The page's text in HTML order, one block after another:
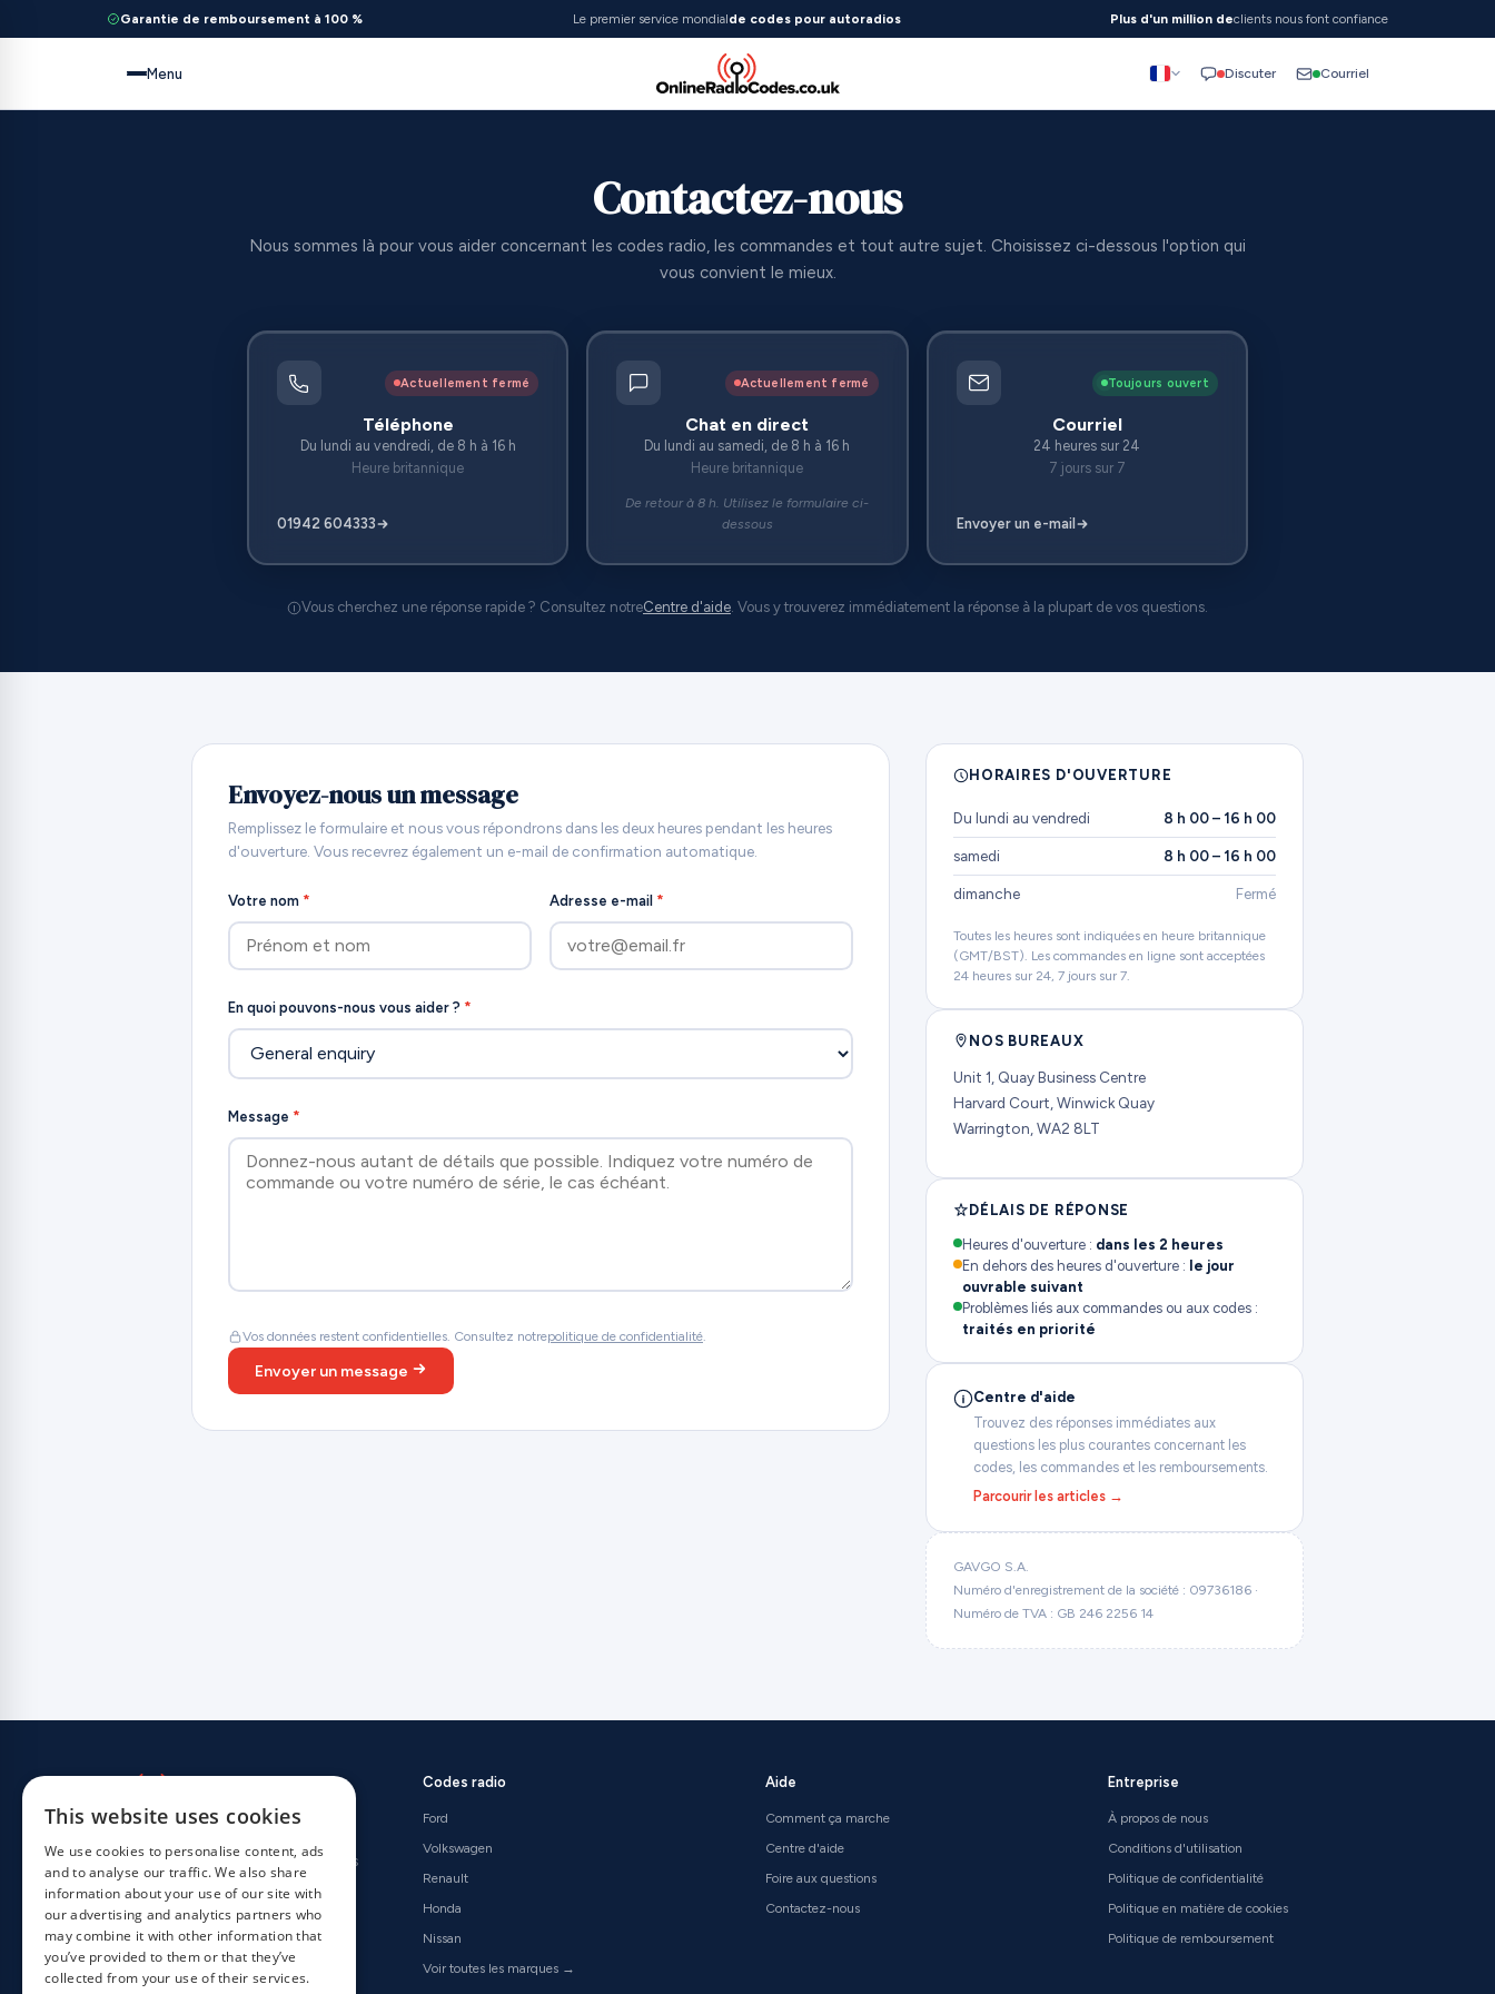
Garantie de remboursement à 100 % Le premier service mondialde codes pour autoradios Plus d'un million declients nous font confiance
Menu Discuter Courriel
Contactez-nous
Nous sommes là pour vous aider concernant les codes radio, les commandes et tout autre sujet. Choisissez ci-dessous l'option qui
vous convient le mieux.
Actuellement fermé
Téléphone
Du lundi au vendredi, de 8 h à 16 h
Heure britannique
01942 604333
Actuellement fermé
Chat en direct
Du lundi au samedi, de 8 h à 16 h
Heure britannique
De retour à 8 h. Utilisez le formulaire ci-
dessous
Toujours ouvert
Courriel
24 heures sur 24
7 jours sur 7
Envoyer un e-mail
Vous cherchez une réponse rapide ? Consultez notreCentre d'aide. Vous y trouverez immédiatement la réponse à la plupart de vos questions.
Envoyez-nous un message
Remplissez le formulaire et nous vous répondrons dans les deux heures pendant les heures
d'ouverture. Vous recevrez également un e-mail de confirmation automatique.
Votre nom * Adresse e-mail *
En quoi pouvons-nous vous aider ? *
Message *
Vos données restent confidentielles. Consultez notrepolitique de confidentialité
Envoyer un message
HORAIRES D'OUVERTURE
Du lundi au vendredi 8 h 00 – 16 h 00
samedi 8 h 00 – 16 h 00
dimanche Fermé
Toutes les heures sont indiquées en heure britannique
(GMT/BST). Les commandes en ligne sont acceptées
24 heures sur 24, 7 jours sur 7.
NOS BUREAUX
Unit 1, Quay Business Centre
Harvard Court, Winwick Quay
Warrington, WA2 8LT
DÉLAIS DE RÉPONSE
Heures d'ouverture : dans les 2 heures
En dehors des heures d'ouverture : le jour
ouvrable suivant
Problèmes liés aux commandes ou aux codes :
traités en priorité
Centre d'aide
Trouvez des réponses immédiates aux
questions les plus courantes concernant les
codes, les commandes et les remboursements.
Parcourir les articles →
GAVGO S.A.
Numéro d'enregistrement de la société : 09736186 ·
Numéro de TVA : GB 246 2256 14
pour autoradios. Plus d'un million de clients
nous font confiance depuis 2015.
Évalué le Excellent sur
Codes radio
Ford
Volkswagen
Renault
Honda
Nissan
Voir toutes les marques →
Aide
Comment ça marche
Centre d'aide
Foire aux questions
Contactez-nous
Entreprise
À propos de nous
Conditions d'utilisation
Politique de confidentialité
Politique en matière de cookies
Politique de remboursement
This website uses cookies
We use cookies to personalise content, ads
and to analyse our traffic. We also share
information about your use of our site with
our advertising and analytics partners who
may combine it with other information that
you’ve provided to them or that they’ve
collected from your use of their services.